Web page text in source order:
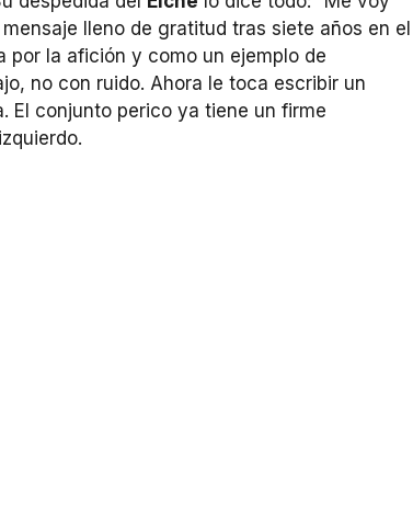
lleno de gratitud tras siete años en el
por la afición y como un ejemplo de
no con ruido. Ahora le toca escribir un
El conjunto perico ya tiene un firme